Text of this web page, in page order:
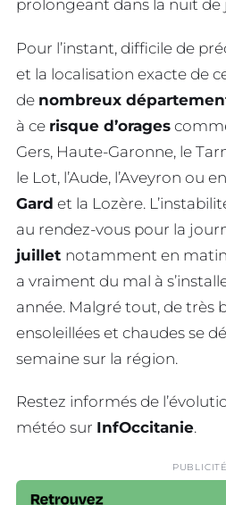
prolongeant dans la nuit de
Pour l’instant, difficile de
et la localisation exacte de
de nombreux
à ce risque d’orages
Gers, Haute-Garonne, le
le Lot, l’Aude, l’Aveyron ou
Gard et la Lozère.
au rendez-vous pour la
juillet notamment en
a vraiment du mal à
année. Malgré tout, de très
ensoleillées et chaudes se
semaine sur la région.
Restez informés de
météo sur InfOccitanie.
PUBLICITÉ